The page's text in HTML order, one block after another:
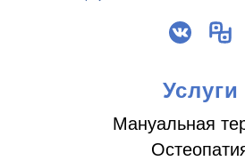
Услуги
Мануальная